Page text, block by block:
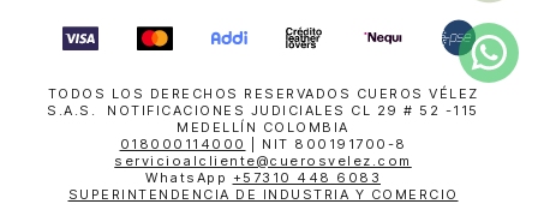
TODOS LOS DERECHOS RESERVADOS CUEROS VÉLEZ
S.A.S. NOTIFICACIONES JUDICIALES CL 29 # 52 -115
MEDELLÍN COLOMBIA
018000114000
| NIT 800191700-8
servicioalcliente@cuerosvelez.com
WhatsApp +57310 448 6083
SUPERINTENDENCIA DE INDUSTRIA Y COMERCIO